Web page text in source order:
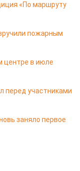
«По маршруту
пожарным
центре в июле
перед участниками
заняло первое